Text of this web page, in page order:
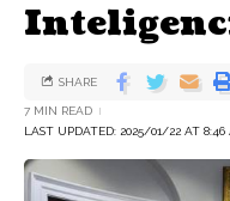
LAST UPDATED: 2025/01/22 AT 8:46
7 MIN READ
SHARE